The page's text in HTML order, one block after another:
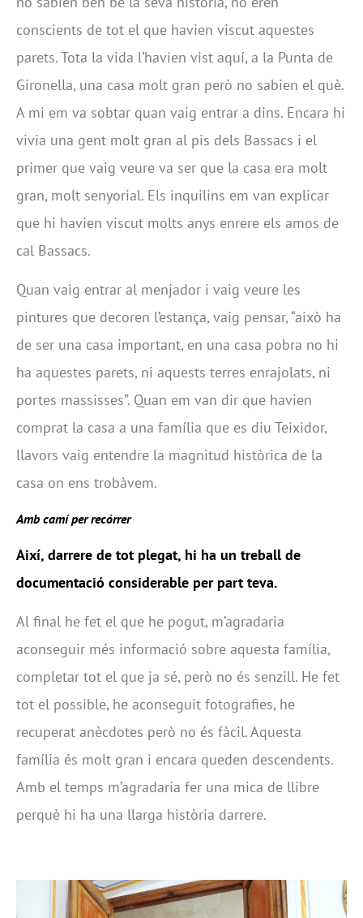
conscients de tot el que havien viscut aquestes
parets. Tota la vida l’havien vist aquí, a la Punta de
Gironella, una casa molt gran però no sabien el què.
A mi em va sobtar quan vaig entrar a dins. Encara hi
vivia una gent molt gran al pis dels Bassacs i el
primer que vaig veure va ser que la casa era molt
gran, molt senyorial. Els inquilins em van explicar
que hi havien viscut molts anys enrere els amos de
cal Bassacs.
Quan vaig entrar al menjador i vaig veure les
pintures que decoren l’estança, vaig pensar, “això ha
de ser una casa important, en una casa pobra no hi
ha aquestes parets, ni aquests terres enrajolats, ni
portes massisses”. Quan em van dir que havien
comprat la casa a una família que es diu Teixidor,
llavors vaig entendre la magnitud històrica de la
casa on ens trobàvem.
Amb camí per recórrer
Així, darrere de tot plegat, hi ha un treball de
documentació considerable per part teva.
Al final he fet el que he pogut, m’agradaria
aconseguir més informació sobre aquesta família,
completar tot el que ja sé, però no és senzill. He fet
tot el possible, he aconseguit fotografies, he
recuperat anècdotes però no és fàcil. Aquesta
família és molt gran i encara queden descendents.
Amb el temps m’agradaria fer una mica de llibre
perquè hi ha una llarga història darrere.